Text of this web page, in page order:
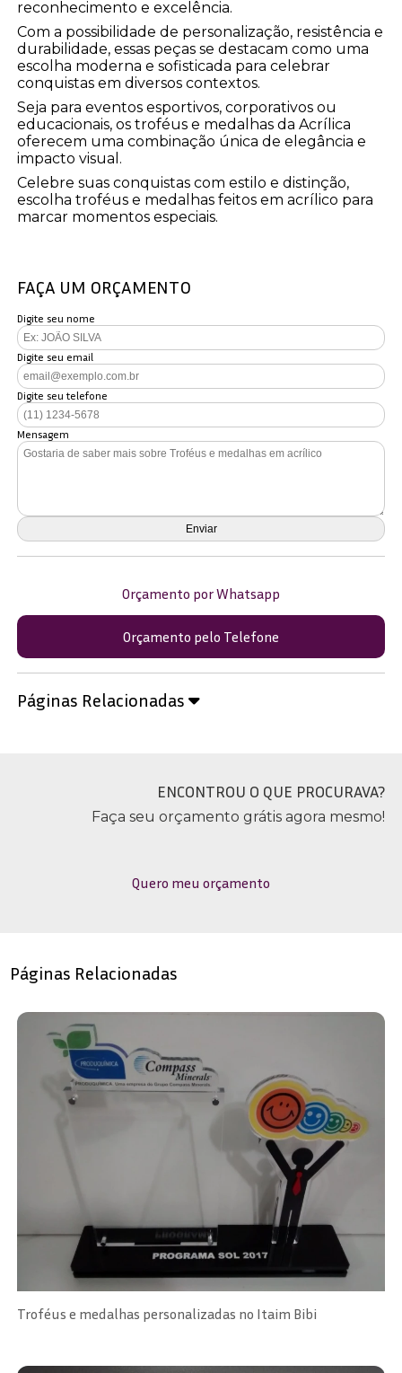
reconhecimento e excelência.
Com a possibilidade de personalização, resistência e
durabilidade, essas peças se destacam como uma
escolha moderna e sofisticada para celebrar
conquistas em diversos contextos.
Seja para eventos esportivos, corporativos ou
educacionais, os troféus e medalhas da Acrílica
oferecem uma combinação única de elegância e
impacto visual.
Celebre suas conquistas com estilo e distinção,
escolha troféus e medalhas feitos em acrílico para
marcar momentos especiais.
FAÇA UM ORÇAMENTO
Digite seu nome
Digite seu email
Digite seu telefone
Mensagem
Orçamento por Whatsapp
Orçamento pelo Telefone
Páginas Relacionadas
ENCONTROU O QUE PROCURAVA?
Faça seu orçamento grátis agora mesmo!
Quero meu orçamento
Páginas Relacionadas
Troféus e medalhas personalizadas no Itaim Bibi